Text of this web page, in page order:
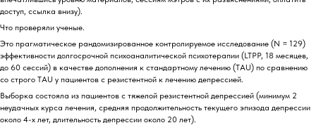
доступ, ссылка внизу).
Что проверяли ученые.
Это прагматическое рандомизированное контролируемое исследование (N = 129)
эффективности долгосрочной психоаналитической психотерапии (LTPP, 18 месяцев,
до 60 сессий) в качестве дополнения к стандартному лечению (TAU) по сравнению
со строго TAU у пациентов с резистентной к лечению депрессией.
Выборка состояла из пациентов с тяжелой резистентной депрессией (минимум 2
неудачных курса лечения, средняя продолжительность текущего эпизода депрессии
около 4-х лет, длительность депрессии около 20 лет).